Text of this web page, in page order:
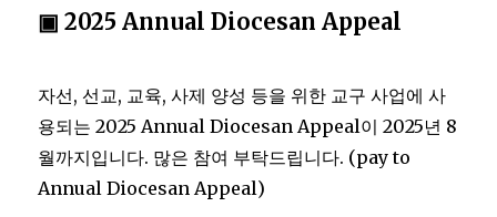
▣ 2025 Annual Diocesan Appeal
자선, 선교, 교육, 사제 양성 등을 위한 교구 사업에 사
용되는 2025 Annual Diocesan Appeal이 2025년 8
월까지입니다. 많은 참여 부탁드립니다. (pay to
Annual Diocesan Appeal)